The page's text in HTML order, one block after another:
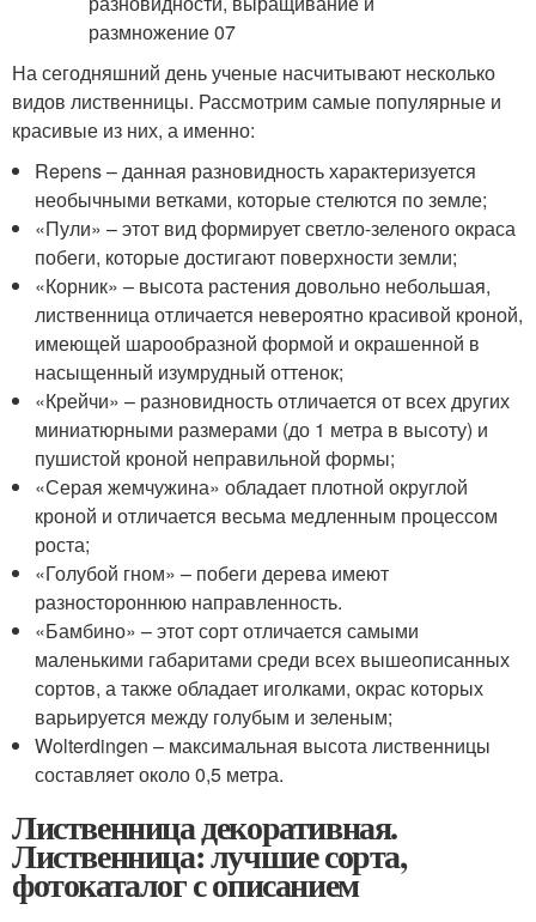
На сегодняшний день ученые насчитывают несколько
видов лиственницы. Рассмотрим самые популярные и
красивые из них, а именно:
Repens – данная разновидность характеризуется
необычными ветками, которые стелются по земле;
«Пули» – этот вид формирует светло-зеленого окраса
побеги, которые достигают поверхности земли;
«Корник» – высота растения довольно небольшая,
лиственница отличается невероятно красивой кроной,
имеющей шарообразной формой и окрашенной в
насыщенный изумрудный оттенок;
«Крейчи» – разновидность отличается от всех других
миниатюрными размерами (до 1 метра в высоту) и
пушистой кроной неправильной формы;
«Серая жемчужина» обладает плотной округлой
кроной и отличается весьма медленным процессом
роста;
«Голубой гном» – побеги дерева имеют
разностороннюю направленность.
«Бамбино» – этот сорт отличается самыми
маленькими габаритами среди всех вышеописанных
сортов, а также обладает иголками, окрас которых
варьируется между голубым и зеленым;
Wolterdingen – максимальная высота лиственницы
составляет около 0,5 метра.
Лиственница декоративная.
Лиственница: лучшие сорта,
фотокаталог с описанием